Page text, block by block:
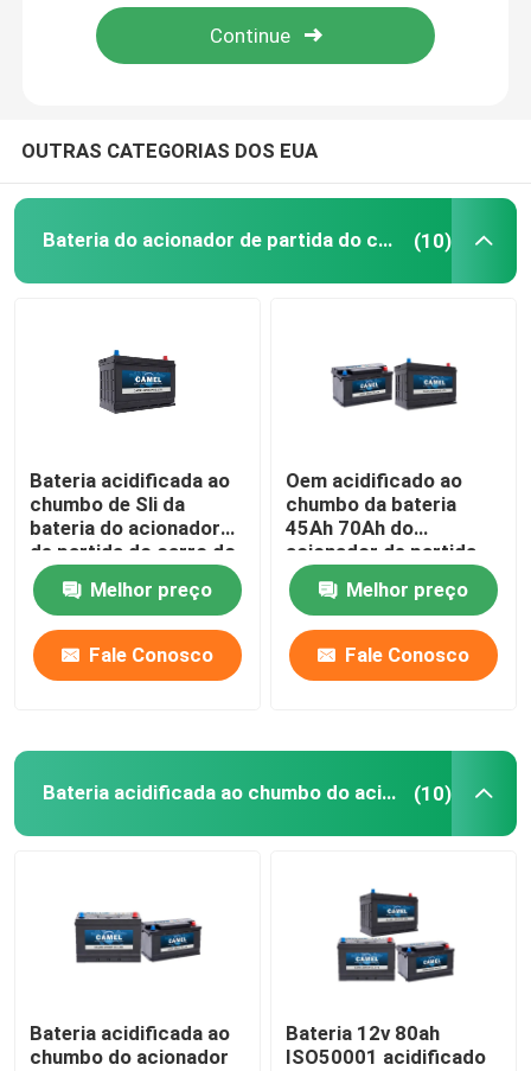
Excursão da fábrica
Controle da qualidade
Bateria do acionador de partida do carro
Lítio Ion Starter Battery
Bateria da parada de começo do carro
Bateria resistente do caminhão
Marine Battery acidificada ao chumbo
Sistema residencial do armazenamento de energia
OUTRAS CATEGORIAS DOS EUA
Bateria do acionador de partida do carro (10)
Bateria acidificada ao
chumbo de Sli da
bateria do acionador
de partida do carro do
EN 12V 36Ah 40Ah
Melhor preço
Fale Conosco
Oem acidificado ao
chumbo da bateria
45Ah 70Ah do
acionador de partida
do carro do veículo de
JIS
Melhor preço
Fale Conosco
Bateria acidificada ao chumbo do acionador de partida (10)
Bateria acidificada ao
chumbo do acionador
Bateria 12v 80ah
ISO50001 acidificado